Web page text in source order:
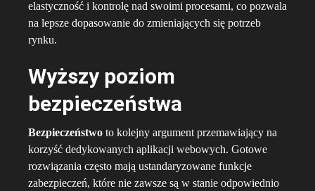
elastyczność i kontrolę nad swoimi procesami, co pozwala
na lepsze dopasowanie do zmieniających się potrzeb
rynku.
Wyższy poziom
bezpieczeństwa
Bezpieczeństwo to kolejny argument przemawiający na
korzyść dedykowanych aplikacji webowych. Gotowe
rozwiązania często mają ustandaryzowane funkcje
zabezpieczeń, które nie zawsze są w stanie odpowiednio